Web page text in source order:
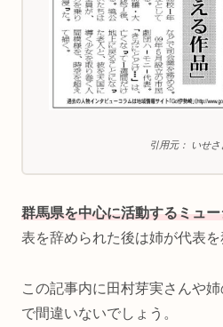
引用元： いせさ
群馬県を中心に活動するミュ
表を辞められた後は姉が代表を
この記事内に田村芽実さんや
で間違いないでしょう。